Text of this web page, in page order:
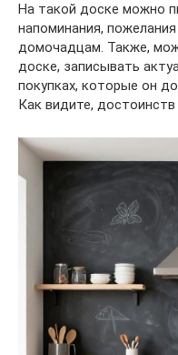
На такой доске можно
напоминания,
домочадцам. Также,
доске, записывать
покупках, которые он
Как видите, достоинств